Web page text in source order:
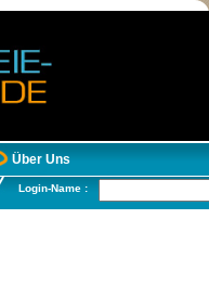
Über Uns
Login-Name :